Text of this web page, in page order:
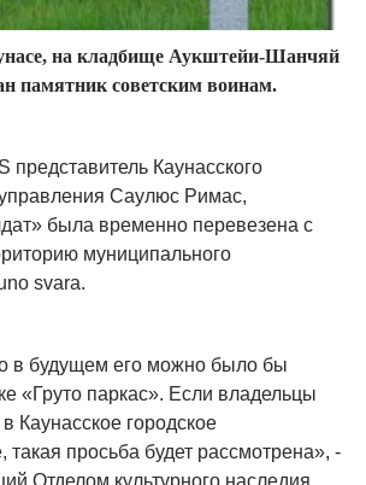
на кладбище Аукштейи-Шанчяй
памятник советским воинам.
представитель Каунасского
Саулюс Римас,
была временно перевезена с
муниципального
svara.
в будущем его можно было бы
«Груто паркас». Если владельцы
Каунасское городское
просьба будет рассмотрена», -
Отделом культурного наследия